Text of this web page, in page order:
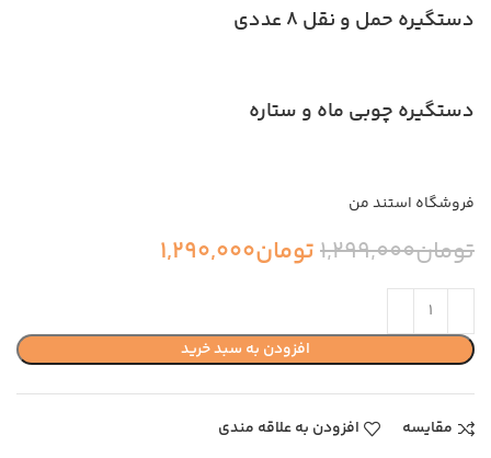
دستگیره حمل و نقل ۸ عددی
دستگیره چوبی ماه و ستاره
فروشگاه استند من
تومان1,299,000تومان1,290,000
افزودن به سبد خرید
مقایسه افزودن به علاقه مندی